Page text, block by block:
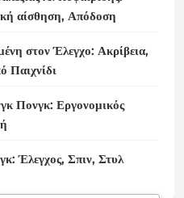
αίσθηση, Απόδοση
στον Έλεγχο: Ακρίβεια,
Παιχνίδι
Πονγκ: Εργονομικός
Έλεγχος, Σπιν, Στυλ